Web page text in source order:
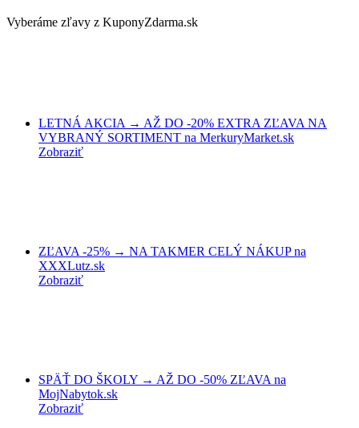
Vyberáme zľavy z KuponyZdarma.sk
LETNÁ AKCIA → AŽ DO -20% EXTRA ZĽAVA NA
VYBRANÝ SORTIMENT na MerkuryMarket.sk
Zobraziť
ZĽAVA -25% → NA TAKMER CELÝ NÁKUP na
XXXLutz.sk
Zobraziť
SPÄŤ DO ŠKOLY → AŽ DO -50% ZĽAVA na
MojNabytok.sk
Zobraziť